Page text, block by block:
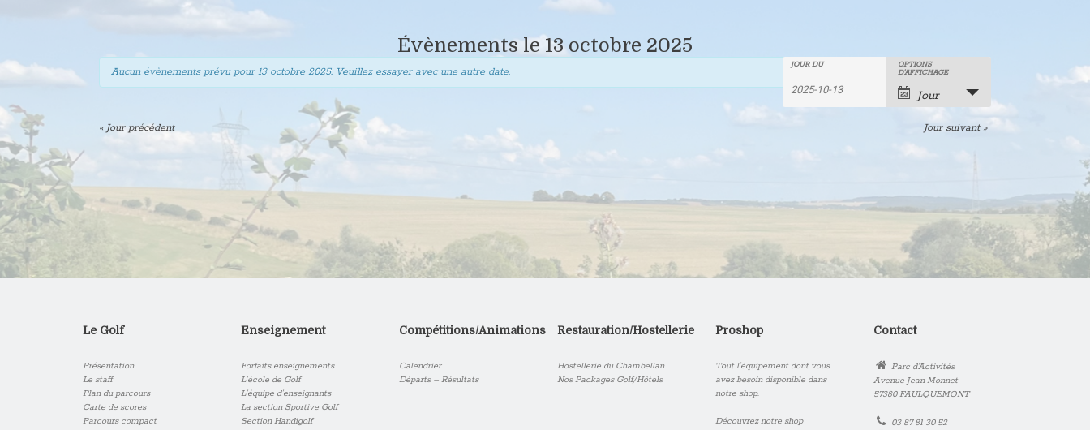
Évènements le 13 octobre 2025
Recherche
et
Évènements
Rechercher
Évènements
JOUR DU
Navigation
de
évènement
OPTIONS
D’AFFICHAGE
Jour
Aucun évènements prévu pour 13 octobre 2025. Veuillez essayer avec une autre date.
«Jour précédent Jour suivant »
Le Golf
Présentation
Le staff
Plan du parcours
Carte de scores
Parcours compact
Enseignement
Forfaits enseignements
L’école de Golf
L’équipe d’enseignants
La section Sportive Golf
Section Handigolf
Compétitions/Animations
Calendrier
Départs – Résultats
Restauration/Hostellerie
Hostellerie du Chambellan
Nos Packages Golf/Hôtels
Proshop
Tout l’équipement dont vous
avez besoin disponible dans
notre shop.
Découvrez notre shop
Contact
Parc d'Activités
Avenue Jean Monnet
57380 FAULQUEMONT
03 87 81 30 52